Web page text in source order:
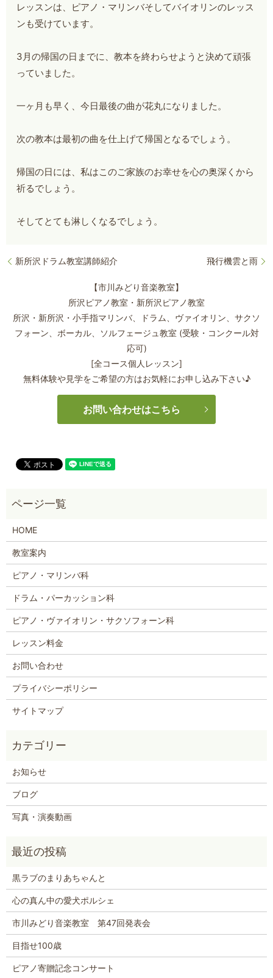
レッスンは、ピアノ・マリンバそしてバイオリンのレッス
ンも受けています。
3月の帰国の日までに、教本を終わらせようと決めて頑張
っていました。
一ヶ月も早く、今日最後の曲が花丸になりました。
次の教本は最初の曲を仕上げて帰国となるでしょう。
帰国の日には、私はこのご家族のお幸せを心の奥深くから
祈るでしょう。
そしてとても淋しくなるでしょう。
新所沢ドラム教室講師紹介 飛行機雲と雨
【市川みどり音楽教室】
所沢ピアノ教室・新所沢ピアノ教室
所沢・新所沢・小手指マリンバ、ドラム、ヴァイオリン、サクソ
フォーン、 ボーカル、ソルフェージュ教室 (受験・コンクール対
応可)
[全コース個人レッスン]
無料体験や見学をご希望の方はお気軽にお申し込み下さい♪
お問い合わせはこちら
HOME
教室案内
ピアノ・マリンバ科
ドラム・パーカッション科
ピアノ・ヴァイオリン・サクソフォーン科
レッスン料金
お問い合わせ
プライバシーポリシー
サイトマップ
お知らせ
ブログ
写真・演奏動画
黒ラブのまりあちゃんと
心の真ん中の愛犬ポルシェ
市川みどり音楽教室 第47回発表会
目指せ100歳
ピアノ寄贈記念コンサート